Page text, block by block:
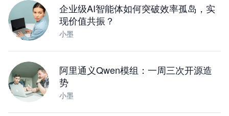
企业级AI智能体如何突破效率孤岛，实
现价值共振？
小墨
阿里通义Qwen模组：一周三次开源造
势
小墨